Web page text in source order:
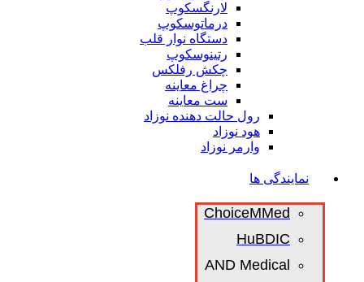
لارنگسکوپ
درماتوسکوپ
دستگاه نوار قلب
رتینوسکوپ
چکش رفلکس
چراغ معاینه
ست معاینه
رول حالت دهنده نوزاد
هود نوزاد
وارمر نوزاد
نمایندگی ها
ChoiceMMed
HuBDIC
AND Medical